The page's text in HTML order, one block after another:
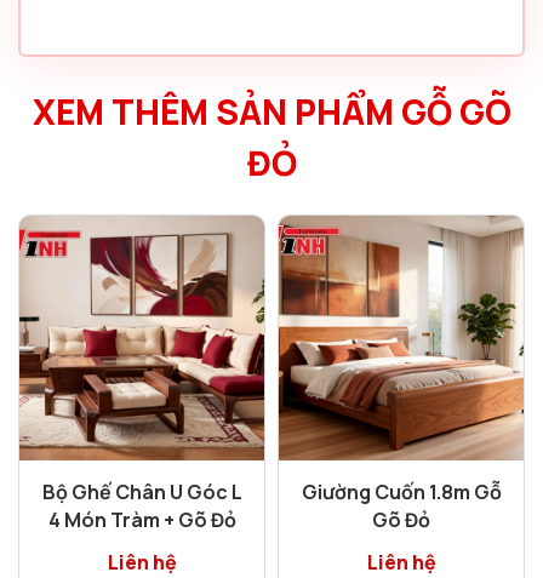
XEM THÊM SẢN PHẨM GỖ GÕ
ĐỎ
Bộ Ghế Chân U Góc L
4 Món Tràm + Gõ Đỏ
Liên hệ
Giường Cuốn 1.8m Gỗ
Gõ Đỏ
Liên hệ